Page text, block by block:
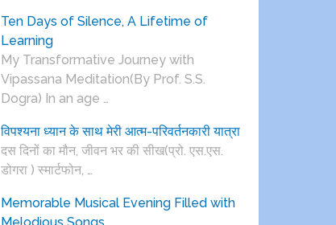
Ten Days of Silence, A Lifetime of
Learning
My Transformative Journey with
Vipassana Meditation(By Prof. S.S.
Dogra) In an age …
विपश्यना ध्यान के साथ मेरी आत्म-परिवर्तनकारी यात्रा
दस दिनों का मौन, जीवन भर की सीख(प्रो. एस.एस.
डोगरा ) स्मार्टफोन, …
Memorable Musical Evening Filled with
Melodious Songs